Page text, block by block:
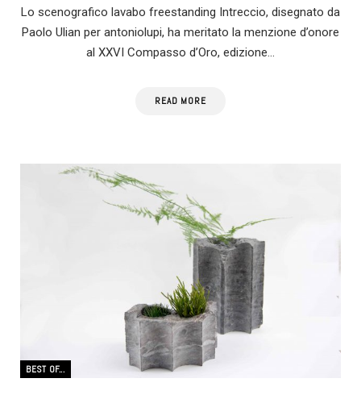
Lo scenografico lavabo freestanding Intreccio, disegnato da
Paolo Ulian per antoniolupi, ha meritato la menzione d’onore
al XXVI Compasso d’Oro, edizione…
READ MORE
BEST OF...